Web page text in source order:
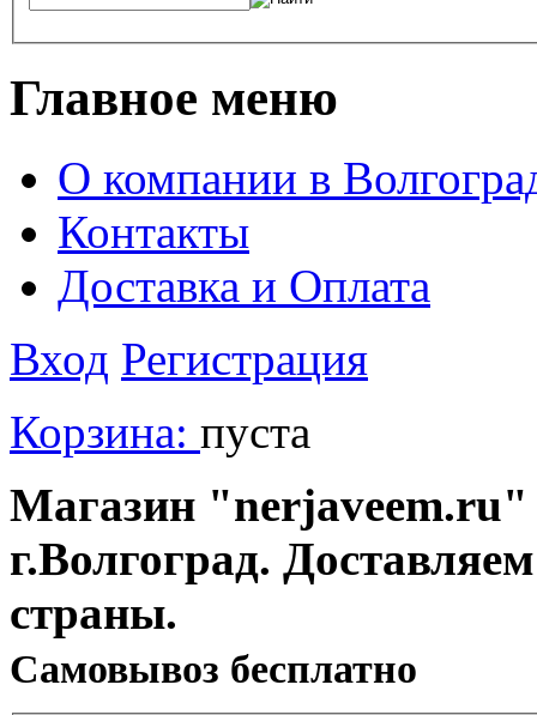
Главное меню
О компании в
Контакты
Доставка и Оплата
Вход Регистрация
Корзина: пуста
Магазин "nerjaveem.ru"
г.Волгоград.
страны.
Cамовывоз бесплатно